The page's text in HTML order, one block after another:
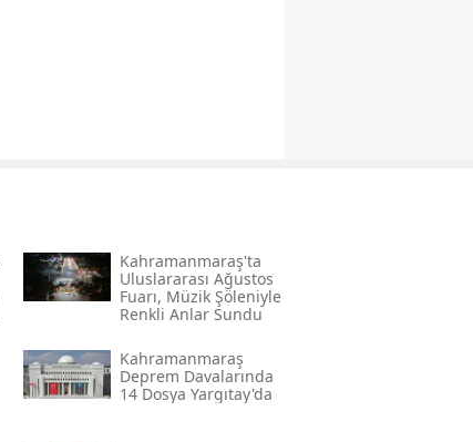
Kahramanmaraş'ta
Uluslararası Ağustos
Fuarı, Müzik Şöleniyle
Renkli Anlar Sundu
Kahramanmaraş
Deprem Davalarında
14 Dosya Yargıtay'da